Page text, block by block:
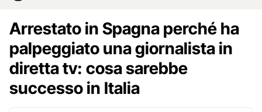
Arrestato in Spagna perché ha
palpeggiato una giornalista in
diretta tv: cosa sarebbe
successo in Italia